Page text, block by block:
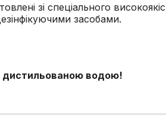
зі спеціального
засобами.
дистильованою водою!